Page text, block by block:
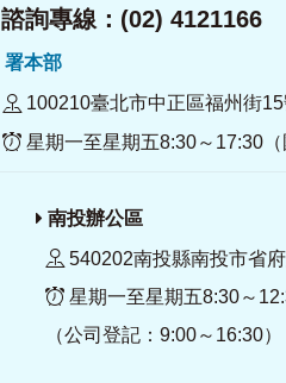
詢專線：(02) 4121166
署本部
100210臺北市中正區福州街
星期一至星期五8:30～17:30（
南投辦公區
540202南投縣南投市省
星期一至星期五8:30～
（公司登記：9:00～16:30